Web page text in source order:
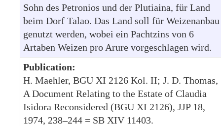
Sohn des Petronios und der Plutiaina, für Land
beim Dorf Talao. Das Land soll für Weizenanbau
genutzt werden, wobei ein Pachtzins von 6
Artaben Weizen pro Arure vorgeschlagen wird.
Publication:
H. Maehler, BGU XI 2126 Kol. II; J. D. Thomas,
A Document Relating to the Estate of Claudia
Isidora Reconsidered (BGU XI 2126), JJP 18,
1974, 238–244 = SB XIV 11403.